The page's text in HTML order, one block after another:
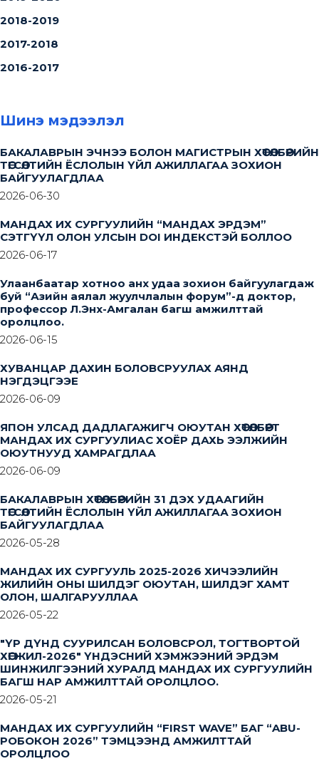
2018-2019
2017-2018
2016-2017
Шинэ мэдээлэл
БАКАЛАВРЫН ЭЧНЭЭ БОЛОН МАГИСТРЫН ХӨТӨЛБӨРИЙН
ТӨГСӨЛТИЙН ЁСЛОЛЫН ҮЙЛ АЖИЛЛАГАА ЗОХИОН
БАЙГУУЛАГДЛАА
2026-06-30
МАНДАХ ИХ СУРГУУЛИЙН “МАНДАХ ЭРДЭМ”
СЭТГҮҮЛ ОЛОН УЛСЫН DOI ИНДЕКСТЭЙ БОЛЛОО
2026-06-17
Улаанбаатар хотноо анх удаа зохион байгуулагдаж
буй “Азийн аялал жуулчлалын форум”-д доктор,
профессор Л.Энх-Амгалан багш амжилттай
оролцлоо.
2026-06-15
ХУВАНЦАР ДАХИН БОЛОВСРУУЛАХ АЯНД
НЭГДЭЦГЭЭЕ
2026-06-09
ЯПОН УЛСАД ДАДЛАГАЖИГЧ ОЮУТАН ХӨТӨЛБӨРТ
МАНДАХ ИХ СУРГУУЛИАС ХОЁР ДАХЬ ЭЭЛЖИЙН
ОЮУТНУУД ХАМРАГДЛАА
2026-06-09
БАКАЛАВРЫН ХӨТӨЛБӨРИЙН 31 ДЭХ УДААГИЙН
ТӨГСӨЛТИЙН ЁСЛОЛЫН ҮЙЛ АЖИЛЛАГАА ЗОХИОН
БАЙГУУЛАГДЛАА
2026-05-28
МАНДАХ ИХ СУРГУУЛЬ 2025-2026 ХИЧЭЭЛИЙН
ЖИЛИЙН ОНЫ ШИЛДЭГ ОЮУТАН, ШИЛДЭГ ХАМТ
ОЛОН, ШАЛГАРУУЛЛАА
2026-05-22
"ҮР ДҮНД СУУРИЛСАН БОЛОВСРОЛ, ТОГТВОРТОЙ
ХӨГЖИЛ-2026" ҮНДЭСНИЙ ХЭМЖЭЭНИЙ ЭРДЭМ
ШИНЖИЛГЭЭНИЙ ХУРАЛД МАНДАХ ИХ СУРГУУЛИЙН
БАГШ НАР АМЖИЛТТАЙ ОРОЛЦЛОО.
2026-05-21
МАНДАХ ИХ СУРГУУЛИЙН “FIRST WAVE” БАГ “ABU-
РОБОКОН 2026” ТЭМЦЭЭНД АМЖИЛТТАЙ
ОРОЛЦЛОО